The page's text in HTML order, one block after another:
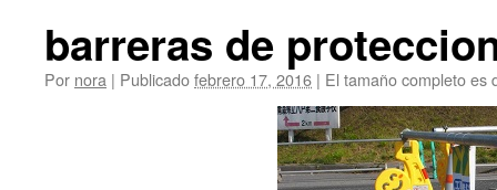
barreras de
Por nora | Publicadofebrero 17, 2016 | El tamaño completo es